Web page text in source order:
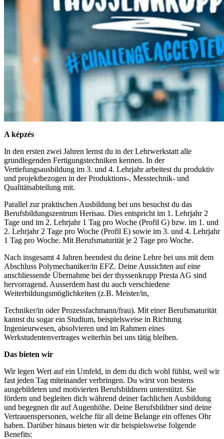
A képzés
In den ersten zwei Jahren lernst du in der Lehrwerkstatt alle
grundlegenden Fertigungstechniken kennen. In der
Vertiefungsausbildung im 3. und 4. Lehrjahr arbeitest du produktiv
und projektbezogen in der Produktions-, Messtechnik- und
Qualitätsabteilung mit.
Parallel zur praktischen Ausbildung bei uns besuchst du das
Berufsbildungszentrum Herisau. Dies entspricht im 1. Lehrjahr 2
Tage und im 2. Lehrjahr 1 Tag pro Woche (Profil G) bzw. im 1. und
2. Lehrjahr 2 Tage pro Woche (Profil E) sowie im 3. und 4. Lehrjahr
1 Tag pro Woche. Mit Berufsmaturität je 2 Tage pro Woche.
Nach insgesamt 4 Jahren beendest du deine Lehre bei uns mit dem
Abschluss Polymechaniker/in EFZ. Deine Aussichten auf eine
anschliessende Übernahme bei der thyssenkrupp Presta AG sind
hervorragend. Ausserdem hast du auch verschiedene
Weiterbildungsmöglichkeiten (z.B. Meister/in,
Techniker/in oder Prozessfachmann/frau). Mit einer Berufsmaturität
kannst du sogar ein Studium, beispielsweise in Richtung
Ingenieurwesen, absolvieren und im Rahmen eines
Werkstudentenvertrages weiterhin bei uns tätig bleiben.
Das bieten wir
Wir legen Wert auf ein Umfeld, in dem du dich wohl fühlst, weil wir
fast jeden Tag miteinander verbringen. Du wirst von bestens
ausgebildeten und motivierten Berufsbildnern unterstützt. Sie
fördern und begleiten dich während deiner fachlichen Ausbildung
und begegnen dir auf Augenhöhe. Deine Berufsbildner sind deine
Vertrauenspersonen, welche für all deine Belange ein offenes Ohr
haben. Darüber hinaus bieten wir dir beispielsweise folgende
Benefits: